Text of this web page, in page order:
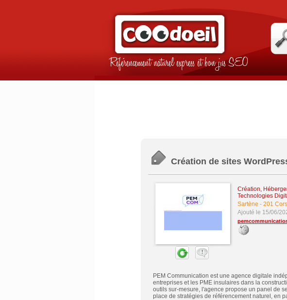
Référencement naturel express et bon jus SEO
Création de sites
Création,
Technologies
Sartène - 201
Ajouté le 15/06/
PEM Communication est une agence digitale
entreprises et les PME insulaires dans la
outils sur-mesure, l'agence propose un panel de
place de stratégies de référencement naturel, en